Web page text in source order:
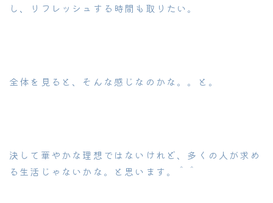
し、リフレッシュする時間も取りたい。
全体を見ると、そんな感じなのかな。。と。
決して華やかな理想ではないけれど、多くの人が求め
る生活じゃないかな。と思います。＾＾